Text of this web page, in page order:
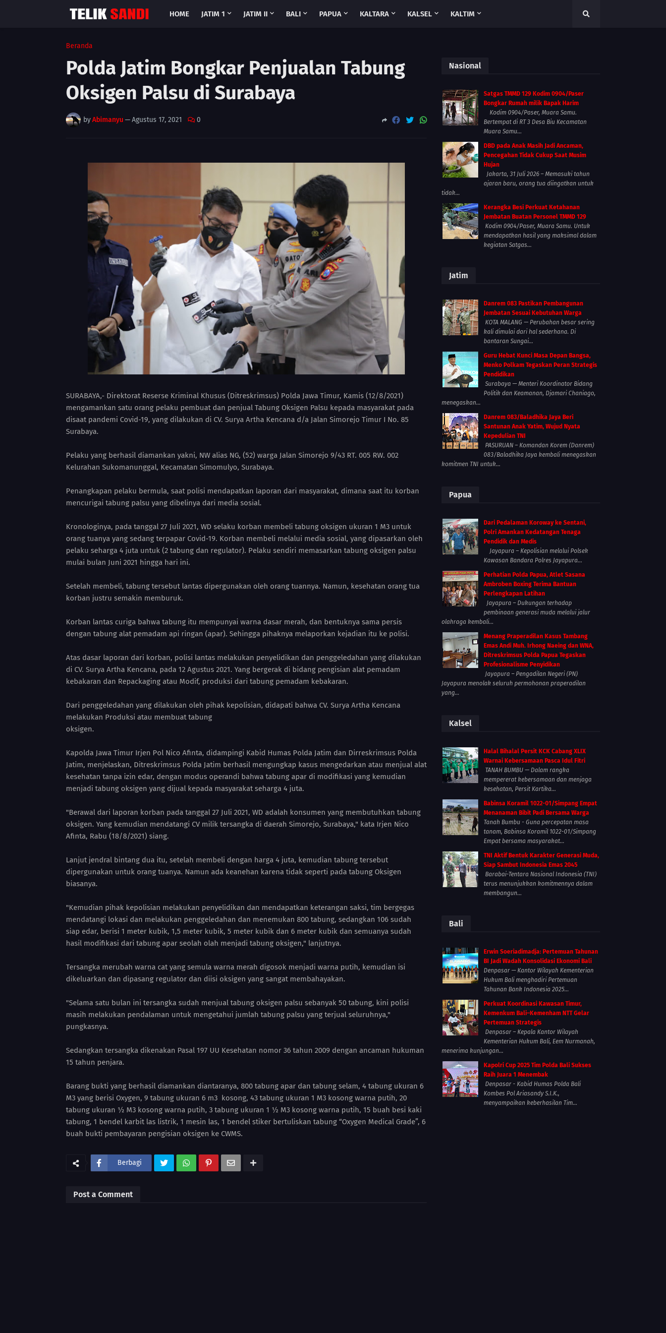
HOME JATIM 1 JATIM II BALI PAPUA KALTARA KALSEL KALTIM
Beranda
Polda Jatim Bongkar Penjualan Tabung
Oksigen Palsu di Surabaya
byAbimanyu —Agustus 17, 2021 0
SURABAYA,- Direktorat Reserse Kriminal Khusus (Ditreskrimsus) Polda Jawa Timur, Kamis (12/8/2021)
mengamankan satu orang pelaku pembuat dan penjual Tabung Oksigen Palsu kepada masyarakat pada
disaat pandemi Covid-19, yang dilakukan di CV. Surya Artha Kencana d/a Jalan Simorejo Timur I No. 85
Surabaya.
Pelaku yang berhasil diamankan yakni, NW alias NG, (52) warga Jalan Simorejo 9/43 RT. 005 RW. 002
Kelurahan Sukomanunggal, Kecamatan Simomulyo, Surabaya.
Penangkapan pelaku bermula, saat polisi mendapatkan laporan dari masyarakat, dimana saat itu korban
mencurigai tabung palsu yang dibelinya dari media sosial.
Kronologinya, pada tanggal 27 Juli 2021, WD selaku korban membeli tabung oksigen ukuran 1 M3 untuk
orang tuanya yang sedang terpapar Covid-19. Korban membeli melalui media sosial, yang dipasarkan oleh
pelaku seharga 4 juta untuk (2 tabung dan regulator). Pelaku sendiri memasarkan tabung oksigen palsu
mulai bulan Juni 2021 hingga hari ini.
Setelah membeli, tabung tersebut lantas dipergunakan oleh orang tuannya. Namun, kesehatan orang tua
korban justru semakin memburuk.
Korban lantas curiga bahwa tabung itu mempunyai warna dasar merah, dan bentuknya sama persis
dengan tabung alat pemadam api ringan (apar). Sehingga pihaknya melaporkan kejadian itu ke polisi.
Atas dasar laporan dari korban, polisi lantas melakukan penyelidikan dan penggeledahan yang dilakukan
di CV. Surya Artha Kencana, pada 12 Agustus 2021. Yang bergerak di bidang pengisian alat pemadam
kebakaran dan Repackaging atau Modif, produksi dari tabung pemadam kebakaran.
Dari penggeledahan yang dilakukan oleh pihak kepolisian, didapati bahwa CV. Surya Artha Kencana
melakukan Produksi atau membuat tabung
oksigen.
Kapolda Jawa Timur Irjen Pol Nico Afinta, didampingi Kabid Humas Polda Jatim dan Dirreskrimsus Polda
Jatim, menjelaskan, Ditreskrimsus Polda Jatim berhasil mengungkap kasus mengedarkan atau menjual alat
kesehatan tanpa izin edar, dengan modus operandi bahwa tabung apar di modifikasi yang kemudian
menjadi tabung oksigen yang dijual kepada masyarakat seharga 4 juta.
"Berawal dari laporan korban pada tanggal 27 Juli 2021, WD adalah konsumen yang membutuhkan tabung
oksigen. Yang kemudian mendatangi CV milik tersangka di daerah Simorejo, Surabaya," kata Irjen Nico
Afinta, Rabu (18/8/2021) siang.
Lanjut jendral bintang dua itu, setelah membeli dengan harga 4 juta, kemudian tabung tersebut
dipergunakan untuk orang tuanya. Namun ada keanehan karena tidak seperti pada tabung Oksigen
biasanya.
"Kemudian pihak kepolisian melakukan penyelidikan dan mendapatkan keterangan saksi, tim bergegas
mendatangi lokasi dan melakukan penggeledahan dan menemukan 800 tabung, sedangkan 106 sudah
siap edar, berisi 1 meter kubik, 1,5 meter kubik, 5 meter kubik dan 6 meter kubik dan semuanya sudah
hasil modifikasi dari tabung apar seolah olah menjadi tabung oksigen," lanjutnya.
Tersangka merubah warna cat yang semula warna merah digosok menjadi warna putih, kemudian isi
dikeluarkan dan dipasang regulator dan diisi oksigen yang sangat membahayakan.
"Selama satu bulan ini tersangka sudah menjual tabung oksigen palsu sebanyak 50 tabung, kini polisi
masih melakukan pendalaman untuk mengetahui jumlah tabung palsu yang terjual seluruhnya,"
pungkasnya.
Sedangkan tersangka dikenakan Pasal 197 UU Kesehatan nomor 36 tahun 2009 dengan ancaman hukuman
15 tahun penjara.
Barang bukti yang berhasil diamankan diantaranya, 800 tabung apar dan tabung selam, 4 tabung ukuran 6
M3 yang berisi Oxygen, 9 tabung ukuran 6 m3 kosong, 43 tabung ukuran 1 M3 kosong warna putih, 20
tabung ukuran ½ M3 kosong warna putih, 3 tabung ukuran 1 ½ M3 kosong warna putih, 15 buah besi kaki
tabung, 1 bendel karbit las listrik, 1 mesin las, 1 bendel stiker bertuliskan tabung “Oxygen Medical Grade”, 6
buah bukti pembayaran pengisian oksigen ke CWMS.
Berbagi
Post a Comment
Nasional
Satgas TMMD 129 Kodim 0904/Paser
Bongkar Rumah milik Bapak Harim
Kodim 0904/Paser, Muara Samu.
Bertempat di RT 3 Desa Biu Kecamatan
Muara Samu...
DBD pada Anak Masih Jadi Ancaman,
Pencegahan Tidak Cukup Saat Musim
Hujan
Jakarta, 31 Juli 2026 – Memasuki tahun
ajaran baru, orang tua diingatkan untuk
tidak...
Kerangka Besi Perkuat Ketahanan
Jembatan Buatan Personel TMMD 129
Kodim 0904/Paser, Muara Samu. Untuk
mendapatkan hasil yang maksimal dalam
kegiatan Satgas...
Jatim
Danrem 083 Pastikan Pembangunan
Jembatan Sesuai Kebutuhan Warga
KOTA MALANG — Perubahan besar sering
kali dimulai dari hal sederhana. Di
bantaran Sungai...
Guru Hebat Kunci Masa Depan Bangsa,
Menko Polkam Tegaskan Peran Strategis
Pendidikan
Surabaya — Menteri Koordinator Bidang
Politik dan Keamanan, Djamari Chaniago,
menegaskan...
Danrem 083/Baladhika Jaya Beri
Santunan Anak Yatim, Wujud Nyata
Kepedulian TNI
PASURUAN – Komandan Korem (Danrem)
083/Baladhika Jaya kembali menegaskan
komitmen TNI untuk...
Papua
Dari Pedalaman Koroway ke Sentani,
Polri Amankan Kedatangan Tenaga
Pendidik dan Medis
Jayapura – Kepolisian melalui Polsek
Kawasan Bandara Polres Jayapura...
Perhatian Polda Papua, Atlet Sasana
Ambroben Boxing Terima Bantuan
Perlengkapan Latihan
Jayapura – Dukungan terhadap
pembinaan generasi muda melalui jalur
olahraga kembali...
Menang Praperadilan Kasus Tambang
Emas Andi Muh. Irhong Naeing dan WNA,
Ditreskrimsus Polda Papua Tegaskan
Profesionalisme Penyidikan
Jayapura – Pengadilan Negeri (PN)
Jayapura menolak seluruh permohonan praperadilan
yang...
Kalsel
Halal Bihalal Persit KCK Cabang XLIX
Warnai Kebersamaan Pasca Idul Fitri
TANAH BUMBU — Dalam rangka
mempererat kebersamaan dan menjaga
kesehatan, Persit Kartika...
Babinsa Koramil 1022-01/Simpang Empat
Menanaman Bibit Padi Bersama Warga
Tanah Bumbu - Guna percepatan masa
tanam, Babinsa Koramil 1022-01/Simpang
Empat bersama masyarakat...
TNI Aktif Bentuk Karakter Generasi Muda,
Siap Sambut Indonesia Emas 2045
Barabai-Tentara Nasional Indonesia (TNI)
terus menunjukkan komitmennya dalam
membangun...
Bali
Erwin Soeriadimadja: Pertemuan Tahunan
BI Jadi Wadah Konsolidasi Ekonomi Bali
Denpasar — Kantor Wilayah Kementerian
Hukum Bali menghadiri Pertemuan
Tahunan Bank Indonesia 2025...
Perkuat Koordinasi Kawasan Timur,
Kemenkum Bali–Kemenham NTT Gelar
Pertemuan Strategis
Denpasar – Kepala Kantor Wilayah
Kementerian Hukum Bali, Eem Nurmanah,
menerima kunjungan...
Kapolri Cup 2025 Tim Polda Bali Sukses
Raih Juara 1 Menembak
Denpasar - Kabid Humas Polda Bali
Kombes Pol Ariasandy S.I.K.,
menyampaikan keberhasilan Tim...